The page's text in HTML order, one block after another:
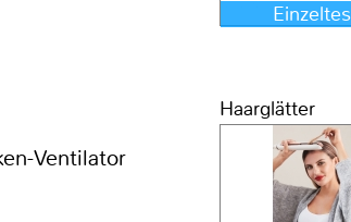
Ventilator
Haarglätter